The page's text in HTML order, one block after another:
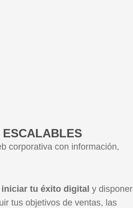
ESCALABLES
corporativa con información,
iniciar tu éxito digital y disponer
tus objetivos de ventas, las